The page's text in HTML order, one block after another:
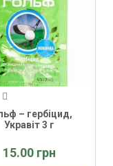
– гербіцид,
Укравіт 3 г
15.00 грн